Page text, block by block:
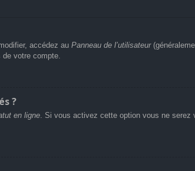
accédez au Panneau de l’utilisateur
de votre compte.
?
en ligne . Si vous activez cette option vous ne